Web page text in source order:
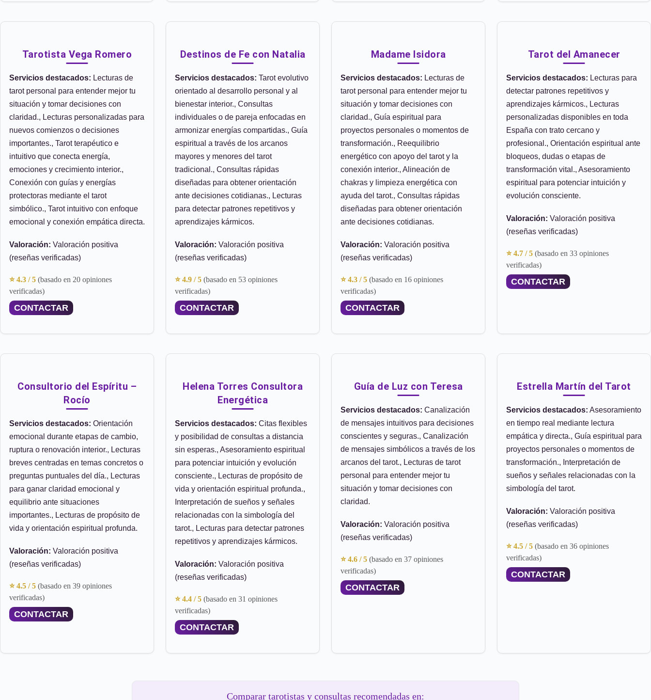
Tarotista Vega Romero
Servicios destacados: Lecturas de
tarot personal para entender mejor tu
situación y tomar decisiones con
claridad., Lecturas personalizadas para
nuevos comienzos o decisiones
importantes., Tarot terapéutico e
intuitivo que conecta energía,
emociones y crecimiento interior.,
Conexión con guías y energías
protectoras mediante el tarot
simbólico., Tarot intuitivo con enfoque
emocional y conexión empática directa.
Valoración: Valoración positiva
(reseñas verificadas)
⭐ 4.3 / 5 (basado en 20 opiniones
verificadas)
CONTACTAR
Destinos de Fe con Natalia
Servicios destacados: Tarot evolutivo
orientado al desarrollo personal y al
bienestar interior., Consultas
individuales o de pareja enfocadas en
armonizar energías compartidas., Guía
espiritual a través de los arcanos
mayores y menores del tarot
tradicional., Consultas rápidas
diseñadas para obtener orientación
ante decisiones cotidianas., Lecturas
para detectar patrones repetitivos y
aprendizajes kármicos.
Valoración: Valoración positiva
(reseñas verificadas)
⭐ 4.9 / 5 (basado en 53 opiniones
verificadas)
CONTACTAR
Madame Isidora
Servicios destacados: Lecturas de
tarot personal para entender mejor tu
situación y tomar decisiones con
claridad., Guía espiritual para
proyectos personales o momentos de
transformación., Reequilibrio
energético con apoyo del tarot y la
conexión interior., Alineación de
chakras y limpieza energética con
ayuda del tarot., Consultas rápidas
diseñadas para obtener orientación
ante decisiones cotidianas.
Valoración: Valoración positiva
(reseñas verificadas)
⭐ 4.3 / 5 (basado en 16 opiniones
verificadas)
CONTACTAR
Tarot del Amanecer
Servicios destacados: Lecturas para
detectar patrones repetitivos y
aprendizajes kármicos., Lecturas
personalizadas disponibles en toda
España con trato cercano y
profesional., Orientación espiritual ante
bloqueos, dudas o etapas de
transformación vital., Asesoramiento
espiritual para potenciar intuición y
evolución consciente.
Valoración: Valoración positiva
(reseñas verificadas)
⭐ 4.7 / 5 (basado en 33 opiniones
verificadas)
CONTACTAR
Consultorio del Espíritu –
Rocío
Servicios destacados: Orientación
emocional durante etapas de cambio,
ruptura o renovación interior., Lecturas
breves centradas en temas concretos o
preguntas puntuales del día., Lecturas
para ganar claridad emocional y
equilibrio ante situaciones
importantes., Lecturas de propósito de
vida y orientación espiritual profunda.
Valoración: Valoración positiva
(reseñas verificadas)
⭐ 4.5 / 5 (basado en 39 opiniones
verificadas)
CONTACTAR
Helena Torres Consultora
Energética
Servicios destacados: Citas flexibles
y posibilidad de consultas a distancia
sin esperas., Asesoramiento espiritual
para potenciar intuición y evolución
consciente., Lecturas de propósito de
vida y orientación espiritual profunda.,
Interpretación de sueños y señales
relacionadas con la simbología del
tarot., Lecturas para detectar patrones
repetitivos y aprendizajes kármicos.
Valoración: Valoración positiva
(reseñas verificadas)
⭐ 4.4 / 5 (basado en 31 opiniones
verificadas)
CONTACTAR
Guía de Luz con Teresa
Servicios destacados: Canalización
de mensajes intuitivos para decisiones
conscientes y seguras., Canalización
de mensajes simbólicos a través de los
arcanos del tarot., Lecturas de tarot
personal para entender mejor tu
situación y tomar decisiones con
claridad.
Valoración: Valoración positiva
(reseñas verificadas)
⭐ 4.6 / 5 (basado en 37 opiniones
verificadas)
CONTACTAR
Estrella Martín del Tarot
Servicios destacados: Asesoramiento
en tiempo real mediante lectura
empática y directa., Guía espiritual para
proyectos personales o momentos de
transformación., Interpretación de
sueños y señales relacionadas con la
simbología del tarot.
Valoración: Valoración positiva
(reseñas verificadas)
⭐ 4.5 / 5 (basado en 36 opiniones
verificadas)
CONTACTAR
Comparar tarotistas y consultas recomendadas en: